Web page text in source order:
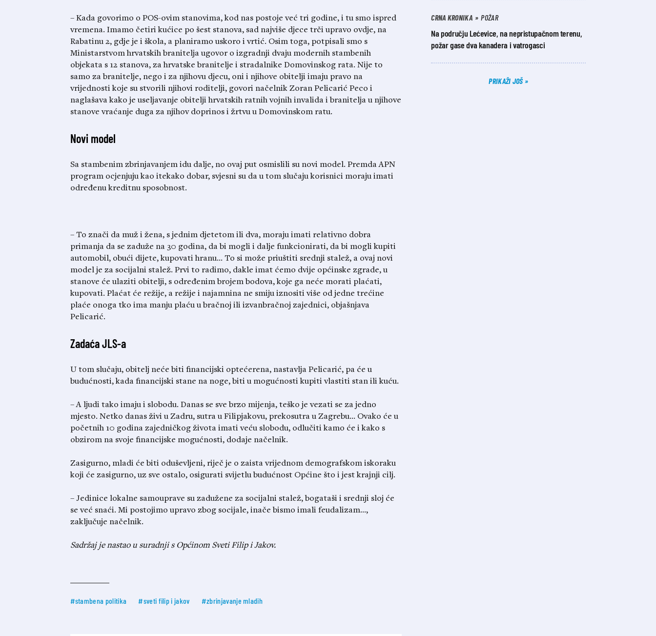
– Kada govorimo o POS-ovim stanovima, kod nas postoje već tri godine, i tu smo ispred
vremena. Imamo četiri kućice po šest stanova, sad najviše djece trči upravo ovdje, na
Rabatinu 2, gdje je i škola, a planiramo uskoro i vrtić. Osim toga, potpisali smo s
Ministarstvom hrvatskih branitelja ugovor o izgradnji dvaju modernih stambenih
objekata s 12 stanova, za hrvatske branitelje i stradalnike Domovinskog rata. Nije to
samo za branitelje, nego i za njihovu djecu, oni i njihove obitelji imaju pravo na
vrijednosti koje su stvorili njihovi roditelji, govori načelnik Zoran Pelicarić Peco i
naglašava kako je useljavanje obitelji hrvatskih ratnih vojnih invalida i branitelja u njihove
stanove vraćanje duga za njihov doprinos i žrtvu u Domovinskom ratu.
Novi model
Sa stambenim zbrinjavanjem idu dalje, no ovaj put osmislili su novi model. Premda APN
program ocjenjuju kao itekako dobar, svjesni su da u tom slučaju korisnici moraju imati
određenu kreditnu sposobnost.
– To znači da muž i žena, s jednim djetetom ili dva, moraju imati relativno dobra
primanja da se zaduže na 30 godina, da bi mogli i dalje funkcionirati, da bi mogli kupiti
automobil, obući dijete, kupovati hranu… To si može priuštiti srednji stalež, a ovaj novi
model je za socijalni stalež. Prvi to radimo, dakle imat ćemo dvije općinske zgrade, u
stanove će ulaziti obitelji, s određenim brojem bodova, koje ga neće morati plaćati,
kupovati. Plaćat će režije, a režije i najamnina ne smiju iznositi više od jedne trećine
plaće onoga tko ima manju plaću u bračnoj ili izvanbračnoj zajednici, objašnjava
Pelicarić.
Zadaća JLS-a
U tom slučaju, obitelj neće biti financijski optećerena, nastavlja Pelicarić, pa će u
budućnosti, kada financijski stane na noge, biti u mogućnosti kupiti vlastiti stan ili kuću.
– A ljudi tako imaju i slobodu. Danas se sve brzo mijenja, teško je vezati se za jedno
mjesto. Netko danas živi u Zadru, sutra u Filipjakovu, prekosutra u Zagrebu… Ovako će u
početnih 10 godina zajedničkog života imati veću slobodu, odlučiti kamo će i kako s
obzirom na svoje financijske mogućnosti, dodaje načelnik.
Zasigurno, mladi će biti oduševljeni, riječ je o zaista vrijednom demografskom iskoraku
koji će zasigurno, uz sve ostalo, osigurati svijetlu budućnost Općine što i jest krajnji cilj.
– Jedinice lokalne samouprave su zadužene za socijalni stalež, bogataši i srednji sloj će
se već snaći. Mi postojimo upravo zbog socijale, inače bismo imali feudalizam…,
zaključuje načelnik.
Sadržaj je nastao u suradnji s Općinom Sveti Filip i Jakov.
#stambena politika #sveti filip i jakov #zbrinjavanje mladih
CRNA KRONIKA POŽAR
Na području Lećevice, na nepristupačnom terenu,
požar gase dva kanadera i vatrogasci
PRIKAŽI JOŠ